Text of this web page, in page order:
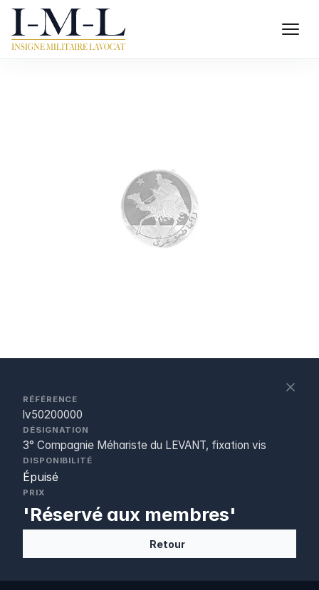
RÉFÉRENCE
lv50200000
DÉSIGNATION
3° Compagnie Méhariste du LEVANT, fixation vis
DISPONIBILITÉ
Épuisé
PRIX
'Réservé aux membres'
Retour